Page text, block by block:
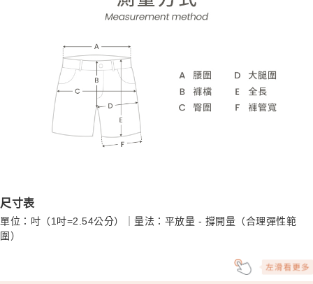
尺寸表
單位：吋（1吋=2.54公分）｜量法：平放量 - 撐開量（合理彈性範
圍）